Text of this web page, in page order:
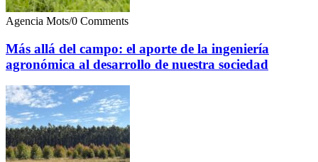
Agencia Mots/0 Comments
Más allá del campo: el aporte de la ingeniería
agronómica al desarrollo de nuestra sociedad